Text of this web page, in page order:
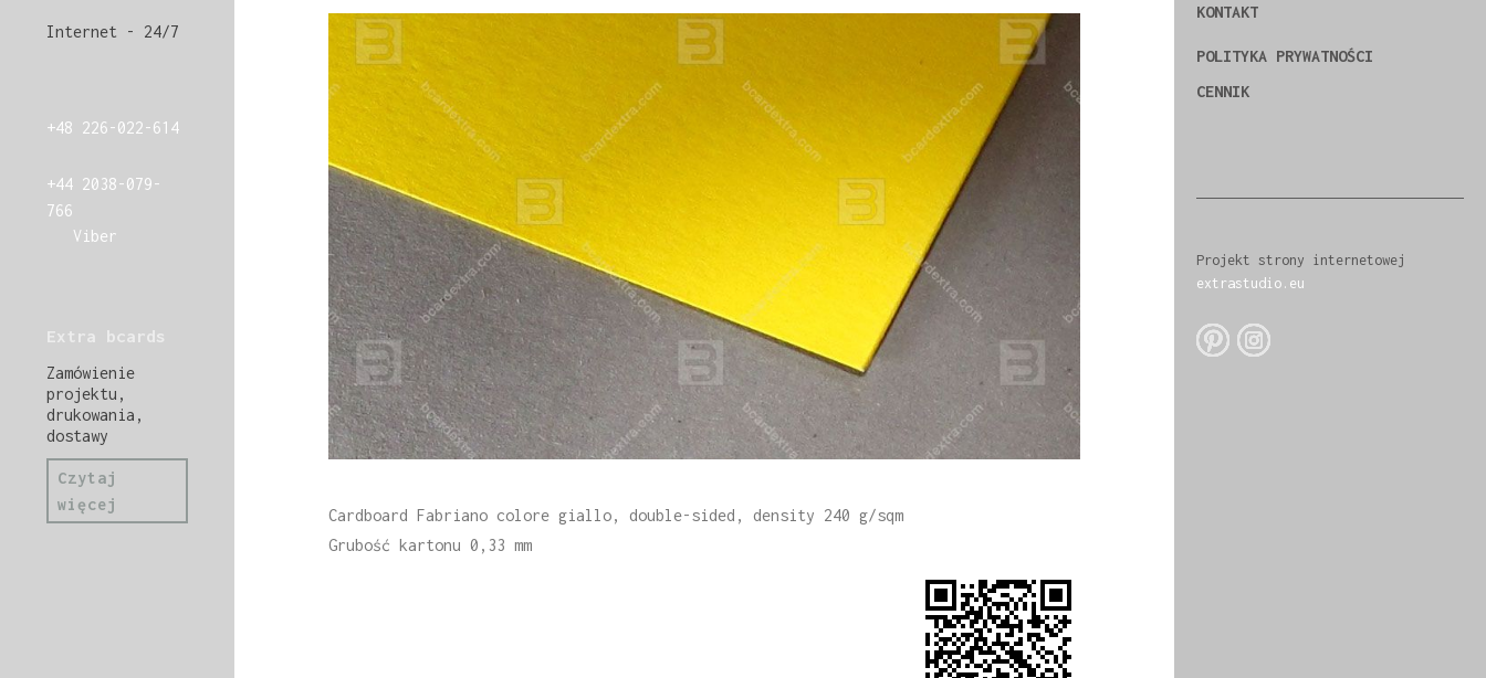
Cardboard Fabriano colore giallo, double-sided, density 240 g/sqm
Grubość kartonu 0,33 mm
Internet - 24/7
+48 226-022-614
+44 2038-079-
766
Viber
Extra bcards
Zamówienie
projektu,
drukowania,
dostawy
Czytaj
więcej
KONTAKT
POLITYKA PRYWATNOŚCI
CENNIK
Projekt strony internetowej
extrastudio.eu